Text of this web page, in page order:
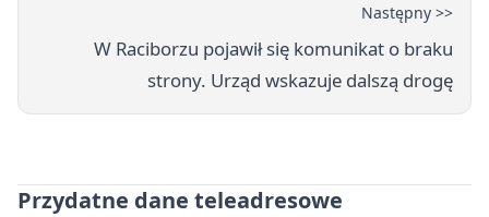
Następny >>
W Raciborzu pojawił się komunikat o braku
strony. Urząd wskazuje dalszą drogę
Przydatne dane teleadresowe